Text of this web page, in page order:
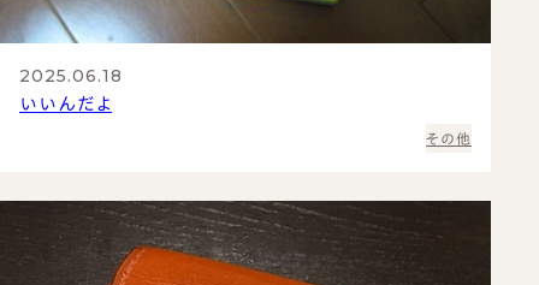
2025.06.18
いいんだよ
その他